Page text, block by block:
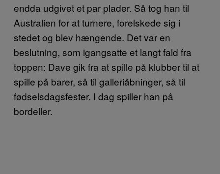
endda udgivet et par plader. Så tog han til
Australien for at turnere, forelskede sig i
stedet og blev hængende. Det var en
beslutning, som igangsatte et langt fald fra
toppen: Dave gik fra at spille på klubber til at
spille på barer, så til galleriåbninger, så til
fødselsdagsfester. I dag spiller han på
bordeller.